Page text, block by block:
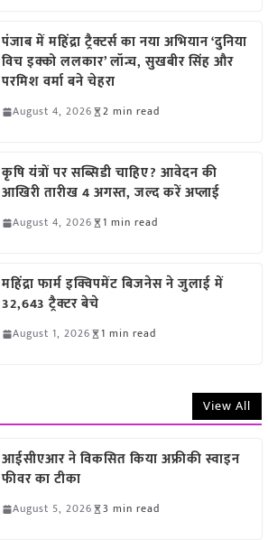
पंजाब में महिंद्रा ट्रैक्टर्स का नया अभियान ‘दुनिया
विच इक्को ललकार’ लॉन्च, सुखबीर सिंह और
परमिश वर्मा बने चेहरा
August 4, 2026 2 min read
कृषि यंत्रों पर सब्सिडी चाहिए? आवेदन की
आखिरी तारीख 4 अगस्त, जल्द करें अप्लाई
August 4, 2026 1 min read
महिंद्रा फार्म इक्विपमेंट बिजनेस ने जुलाई में
32,643 ट्रैक्टर बेचे
August 1, 2026 1 min read
View All
आईसीएआर ने विकसित किया अफ्रीकी स्वाइन
फीवर का टीका
August 5, 2026 3 min read